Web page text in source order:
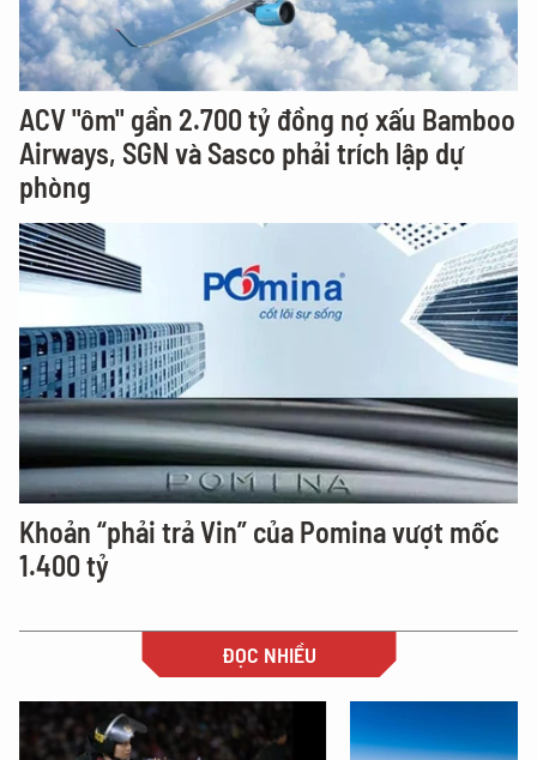
ACV "ôm" gần 2.700 tỷ đồng nợ xấu Bamboo
Airways, SGN và Sasco phải trích lập dự
phòng
Khoản “phải trả Vin” của Pomina vượt mốc
1.400 tỷ
ĐỌC NHIỀU